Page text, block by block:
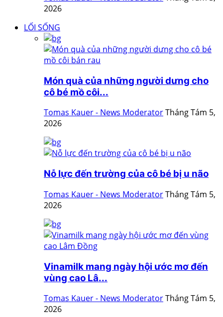
2026
LỐI SỐNG
Món quà của những người dưng cho
cô bé mồ côi...
Tomas Kauer - News ModeratorTháng Tám 5,
2026
Nỗ lực đến trường của cô bé bị u não
Tomas Kauer - News ModeratorTháng Tám 5,
2026
Vinamilk mang ngày hội ước mơ đến
vùng cao Lâ...
Tomas Kauer - News ModeratorTháng Tám 5,
2026